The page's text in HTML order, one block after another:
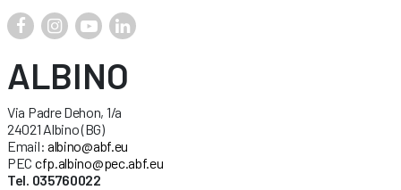
ALBINO
Via Padre Dehon, 1/a
24021 Albino (BG)
Email: albino@abf.eu
PEC cfp.albino@pec.abf.eu
Tel. 035760022